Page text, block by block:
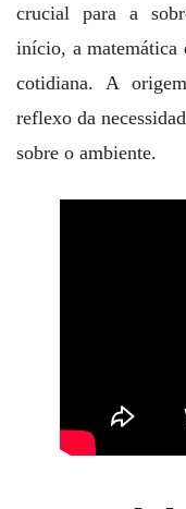
crucial para a
início, a matemática
cotidiana. A
reflexo da
sobre o ambiente.